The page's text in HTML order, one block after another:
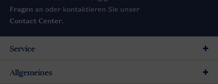
Fragen an oder kontaktieren Sie unser
Contact Center.
Service
Allgemeines